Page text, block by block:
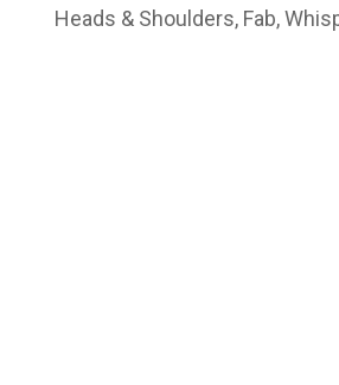
Heads & Shoulders, Fab,